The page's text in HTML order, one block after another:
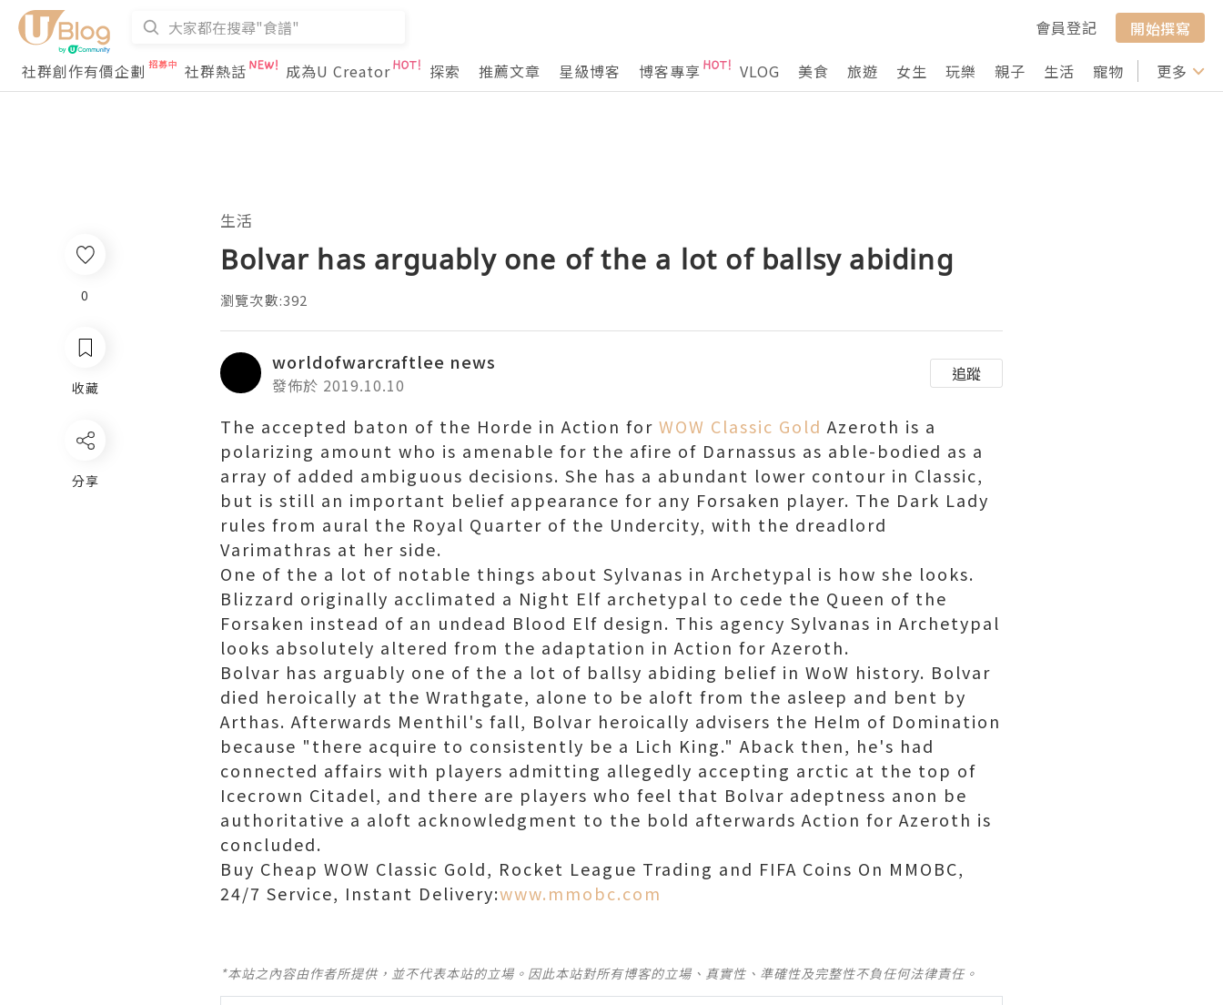
會員登記
開始撰寫
社群創作有價企劃
社群熱話 成為U Creator 探索 推薦文章 星級博客 博客專享 VLOG 美食 旅遊 女生 玩樂 親子 生活 寵物 行山 打卡
更多
生活
Bolvar has arguably one of the a lot of ballsy abiding
瀏覽次數:392
worldofwarcraftlee news
發佈於 2019.10.10
追蹤
The accepted baton of the Horde in Action for WOW Classic Gold Azeroth is a
polarizing amount who is amenable for the afire of Darnassus as able-bodied as a
array of added ambiguous decisions. She has a abundant lower contour in Classic,
but is still an important belief appearance for any Forsaken player. The Dark Lady
rules from aural the Royal Quarter of the Undercity, with the dreadlord
Varimathras at her side.
One of the a lot of notable things about Sylvanas in Archetypal is how she looks.
Blizzard originally acclimated a Night Elf archetypal to cede the Queen of the
Forsaken instead of an undead Blood Elf design. This agency Sylvanas in Archetypal
looks absolutely altered from the adaptation in Action for Azeroth.
Bolvar has arguably one of the a lot of ballsy abiding belief in WoW history. Bolvar
died heroically at the Wrathgate, alone to be aloft from the asleep and bent by
Arthas. Afterwards Menthil's fall, Bolvar heroically advisers the Helm of Domination
because "there acquire to consistently be a Lich King." Aback then, he's had
connected affairs with players admitting allegedly accepting arctic at the top of
Icecrown Citadel, and there are players who feel that Bolvar adeptness anon be
authoritative a aloft acknowledgment to the bold afterwards Action for Azeroth is
concluded.
Buy Cheap WOW Classic Gold, Rocket League Trading and FIFA Coins On MMOBC,
24/7 Service, Instant Delivery:www.mmobc.com
*本站之內容由作者所提供，並不代表本站的立場。因此本站對所有博客的立場、真實性、準確性及完整性不負任何法律責任。
0
收藏
分享